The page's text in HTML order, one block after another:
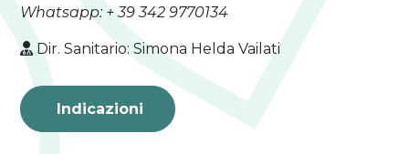
Whatsapp: + 39342 9770134
Dir. Sanitario: Simona Helda Vailati
Indicazioni